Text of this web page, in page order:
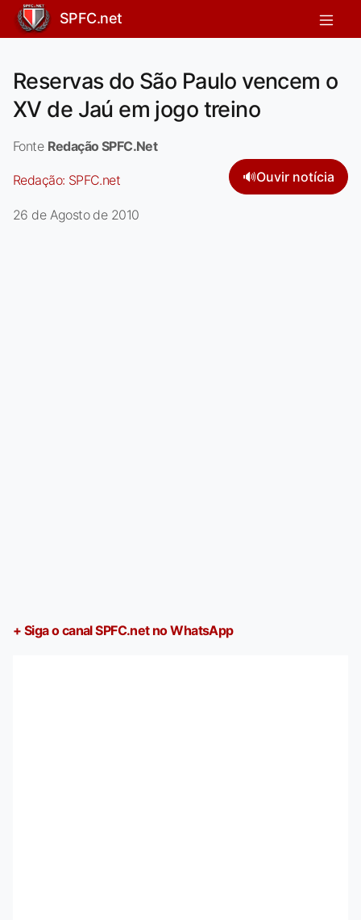
SPFC.net
Reservas do São Paulo vencem o
XV de Jaú em jogo treino
Fonte Redação SPFC.Net
Redação: SPFC.net 🔊Ouvir notícia
26 de Agosto de 2010
+ Siga o canal SPFC.net no WhatsApp